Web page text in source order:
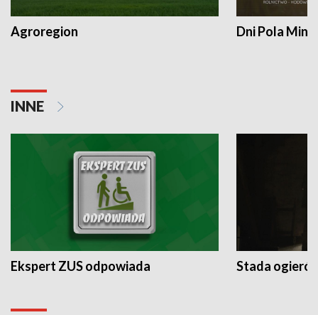
Agroregion Dni Pola
INNE
Ekspert ZUS odpowiada Stada